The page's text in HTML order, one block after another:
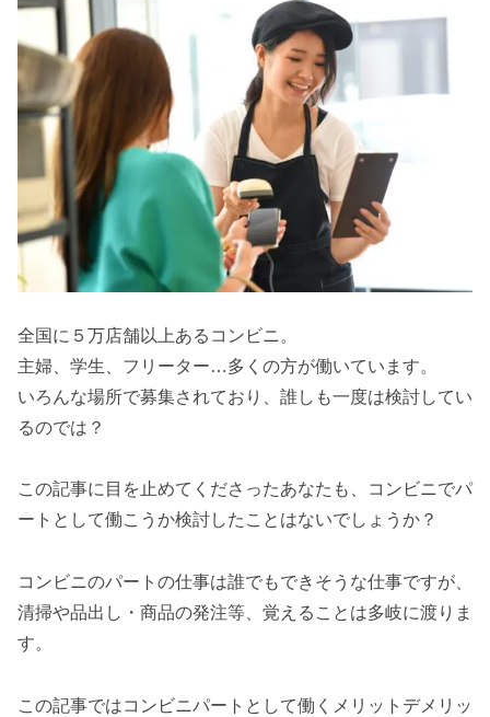
全国に５万店舗以上あるコンビニ。
主婦、学生、フリーター…多くの方が働いています。
いろんな場所で募集されており、誰しも一度は検討してい
るのでは？
この記事に目を止めてくださったあなたも、コンビニでパ
ートとして働こうか検討したことはないでしょうか？
コンビニのパートの仕事は誰でもできそうな仕事ですが、
清掃や品出し・商品の発注等、覚えることは多岐に渡りま
す。
この記事ではコンビニパートとして働くメリットデメリッ